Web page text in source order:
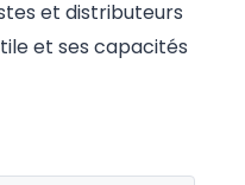
et distributeurs
et ses capacités